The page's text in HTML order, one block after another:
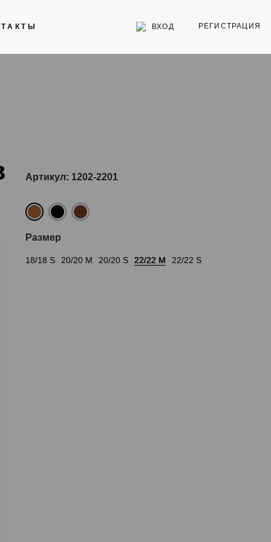
ВХОД РЕГИСТРАЦИЯ
Артикул: 1202-2201
Размер
18/18 S 20/20 M 20/20 S 22/22 M 22/22 S